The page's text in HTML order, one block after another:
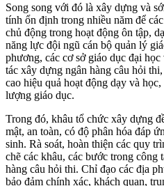
Song song với đó là xây dựng và
tính ổn định trong nhiều năm để
chủ động trong hoạt động ôn tập,
năng lực đội ngũ cán bộ quản lý
phương, các cơ sở giáo dục đại
tác xây dựng ngân hàng câu hỏi
cao hiệu quả hoạt động dạy và
lượng giáo dục.
Trong đó, khâu tổ chức xây dựng
mật, an toàn, có độ phân hóa đáp
sinh. Rà soát, hoàn thiện các quy
chẽ các khâu, các bước trong công
hàng câu hỏi thi. Chỉ đạo các địa
bảo đảm chính xác, khách quan,